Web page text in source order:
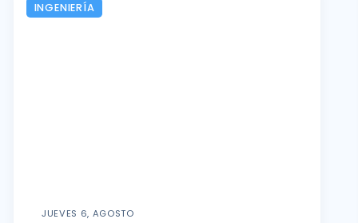
INGENIERÍA
JUEVES 6, AGOSTO